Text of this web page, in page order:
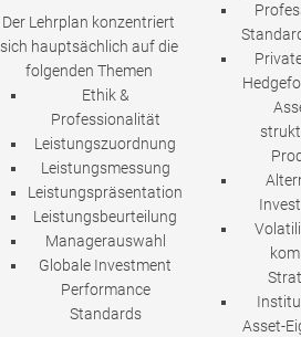
Der Lehrplan konzentriert
sich hauptsächlich auf die
folgenden Themen
Ethik &
Professionalität
Leistungszuordnung
Leistungsmessung
Leistungspräsentation
Leistungsbeurteilung
Managerauswahl
Globale Investment
Performance
Standards
Asset-